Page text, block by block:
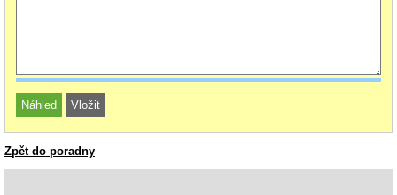
Zpět do poradny